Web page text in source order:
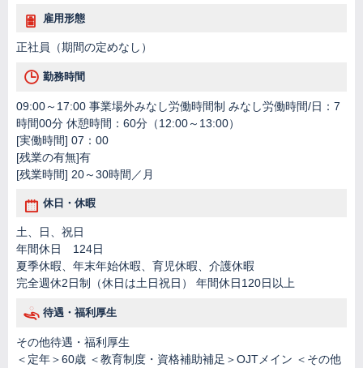
雇用形態
正社員（期間の定めなし）
勤務時間
09:00～17:00 事業場外みなし労働時間制 みなし労働時間/日：7
時間00分 休憩時間：60分（12:00～13:00）
[実働時間] 07：00
[残業の有無]有
[残業時間] 20～30時間／月
休日・休暇
土、日、祝日
年間休日 124日
夏季休暇、年末年始休暇、育児休暇、介護休暇
完全週休2日制（休日は土日祝日） 年間休日120日以上
待遇・福利厚生
その他待遇・福利厚生
＜定年＞60歳 ＜教育制度・資格補助補足＞OJTメイン ＜その他